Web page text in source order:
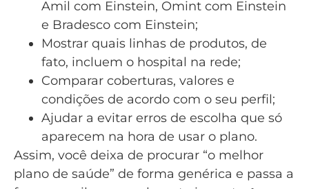
Amil com Einstein, Omint com Einstein
e Bradesco com Einstein;
Mostrar quais linhas de produtos, de
fato, incluem o hospital na rede;
Comparar coberturas, valores e
condições de acordo com o seu perfil;
Ajudar a evitar erros de escolha que só
aparecem na hora de usar o plano.
Assim, você deixa de procurar “o melhor
plano de saúde” de forma genérica e passa a